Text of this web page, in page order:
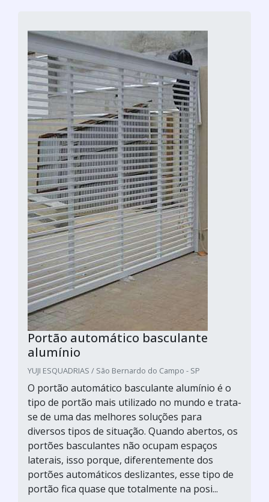
Portão automático basculante
alumínio
YUJI ESQUADRIAS / São Bernardo do Campo - SP
O portão automático basculante alumínio é o
tipo de portão mais utilizado no mundo e trata-
se de uma das melhores soluções para
diversos tipos de situação. Quando abertos, os
portões basculantes não ocupam espaços
laterais, isso porque, diferentemente dos
portões automáticos deslizantes, esse tipo de
portão fica quase que totalmente na posi...